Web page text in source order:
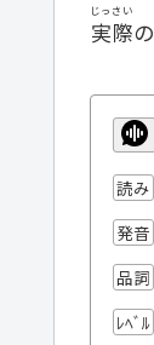
実際
じっさい
の
読み
発音
品詞
ﾚﾍﾞﾙ